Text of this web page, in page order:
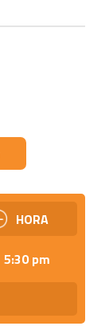
HORA
5:30 pm